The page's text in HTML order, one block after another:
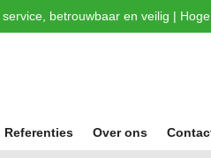
betrouwbaar en veilig |
Referenties Over ons